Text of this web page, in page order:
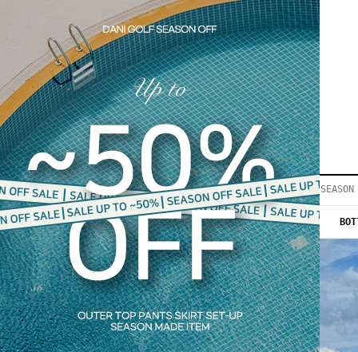
JOIN REVIEW EVENT
COMMUNITY▼
공지사항
이벤트
등급안내
상품후기
Q&A게시판
VIP게시판
개인결제
입고지연
인스타이벤트
모델지원
BEST50 당일출고
NEW 10% OUTER TOP